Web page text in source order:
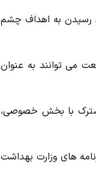
رسیدن به اهداف چشم
می توانند به عنوان
با بخش خصوصی،
های وزارت بهداشت